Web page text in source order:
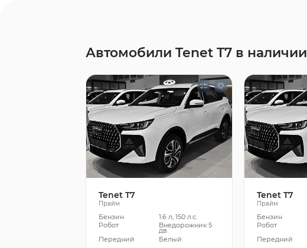
Автомобили Tenet T7 в наличии
Tenet T7
Прайм
Бензин
1.6 л, 150 л.с.
Робот
Внедорожник 5
дв.
Передний
Белый
Tenet T7
Прайм
Бензин
Робот
Передний